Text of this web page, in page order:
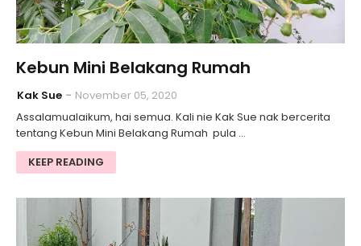
Kebun Mini Belakang Rumah
Kak Sue
November 05, 2020
Assalamualaikum, hai semua. Kali nie Kak Sue nak bercerita
tentang Kebun Mini Belakang Rumah pula …
KEEP READING